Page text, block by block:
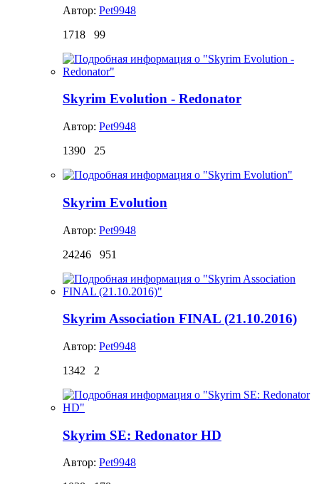
Автор: Pet9948
1718
99
Skyrim Evolution - Redonator
Автор: Pet9948
1390
25
Skyrim Evolution
Автор: Pet9948
24246
951
Skyrim Association FINAL (21.10.2016)
Автор: Pet9948
1342
2
Skyrim SE: Redonator HD
Автор: Pet9948